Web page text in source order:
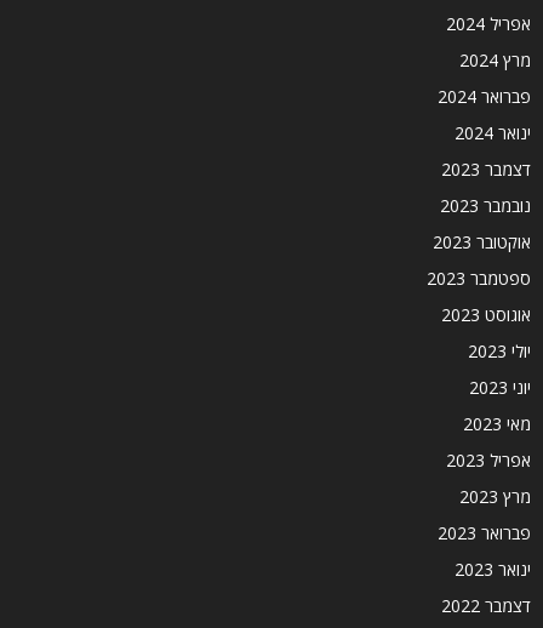
אפריל 2024
מרץ 2024
פברואר 2024
ינואר 2024
דצמבר 2023
נובמבר 2023
אוקטובר 2023
ספטמבר 2023
אוגוסט 2023
יולי 2023
יוני 2023
מאי 2023
אפריל 2023
מרץ 2023
פברואר 2023
ינואר 2023
דצמבר 2022